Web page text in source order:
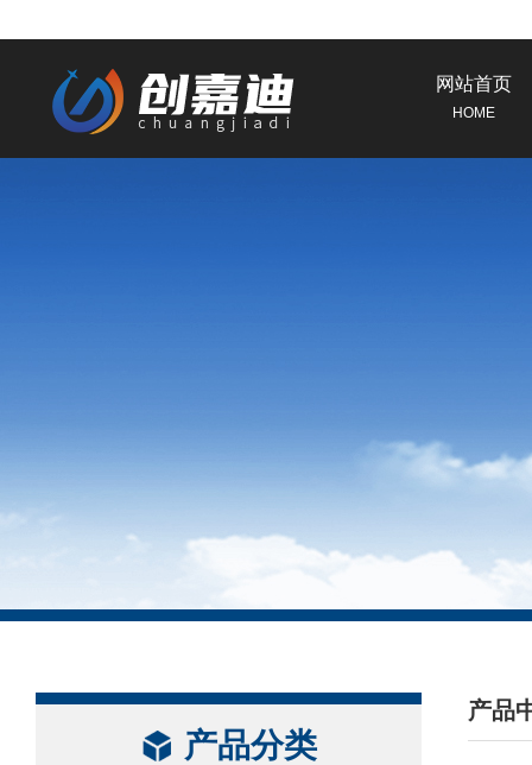
网站首页
HOME
产品分类
产品
/